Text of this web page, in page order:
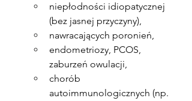
niepłodności idiopatycznej
(bez jasnej przyczyny),
nawracających poronień,
endometriozy, PCOS,
zaburzeń owulacji,
chorób
autoimmunologicznych (np.